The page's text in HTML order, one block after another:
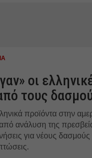
οι
τους
προϊόντα στην
ανάλυση της
για νέους δασμούς